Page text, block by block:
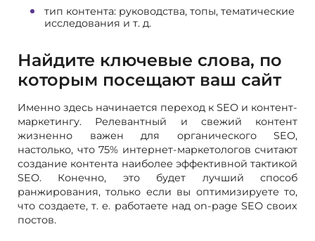
тип контента: руководства, топы, тематические
исследования и т. д.
Найдите ключевые слова, по
которым посещают ваш сайт
Именно здесь начинается переход к SEO и контент-
маркетингу. Релевантный и свежий контент
жизненно важен для органического SEO,
настолько, что 75% интернет-маркетологов считают
создание контента наиболее эффективной тактикой
SEO. Конечно, это будет лучший способ
ранжирования, только если вы оптимизируете то,
что создаете, т. е. работаете над on-page SEO своих
постов.